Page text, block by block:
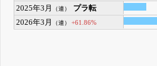
2025年3月 （連） プラ転
2026年3月
（連） +61.86%